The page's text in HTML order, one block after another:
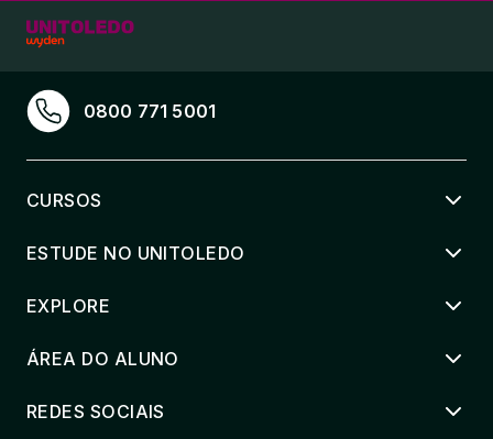
0800 771 5001
CURSOS
ESTUDE NO UNITOLEDO
EXPLORE
ÁREA DO ALUNO
REDES SOCIAIS